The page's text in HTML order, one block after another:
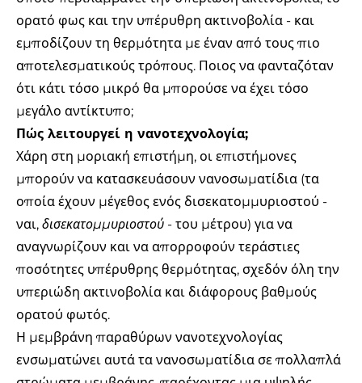
ορατό φως και την υπέρυθρη ακτινοβολία - και
εμποδίζουν τη θερμότητα με έναν από τους πιο
αποτελεσματικούς τρόπους. Ποιος να φανταζόταν
ότι κάτι τόσο μικρό θα μπορούσε να έχει τόσο
μεγάλο αντίκτυπο;
Πώς λειτουργεί η νανοτεχνολογία;
Χάρη στη μοριακή επιστήμη, οι επιστήμονες
μπορούν να κατασκευάσουν νανοσωματίδια (τα
οποία έχουν μέγεθος ενός δισεκατομμυριοστού -
ναι, δισεκατομμυριοστού - του μέτρου) για να
αναγνωρίζουν και να απορροφούν τεράστιες
ποσότητες υπέρυθρης θερμότητας, σχεδόν όλη την
υπεριώδη ακτινοβολία και διάφορους βαθμούς
ορατού φωτός.
Η μεμβράνη παραθύρων νανοτεχνολογίας
ενσωματώνει αυτά τα νανοσωματίδια σε πολλαπλά